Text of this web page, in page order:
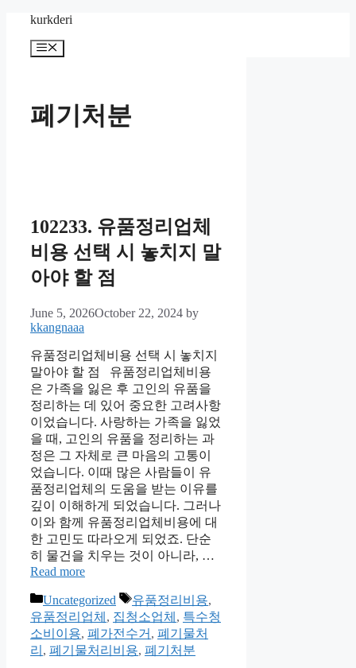
content
kurkderi
Menu
폐기처분
102233. 유품정리업체
비용 선택 시 놓치지 말
아야 할 점
June 5, 2026October 22, 2024 by
kkangnaaa
유품정리업체비용 선택 시 놓치지
말아야 할 점 유품정리업체비용
은 가족을 잃은 후 고인의 유품을
정리하는 데 있어 중요한 고려사항
이었습니다. 사랑하는 가족을 잃었
을 때, 고인의 유품을 정리하는 과
정은 그 자체로 큰 마음의 고통이
었습니다. 이때 많은 사람들이 유
품정리업체의 도움을 받는 이유를
깊이 이해하게 되었습니다. 그러나
이와 함께 유품정리업체비용에 대
한 고민도 따라오게 되었죠. 단순
히 물건을 치우는 것이 아니라, …
Read more
Categories
Uncategorized Tags
유품정리비용,
유품정리업체 , 집청소업체 , 특수청
소비이용, 폐가전수거 , 폐기물처
리 , 폐기물처리비용, 폐기처분